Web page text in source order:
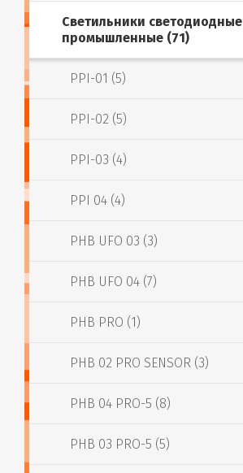
Светильники светодиодные
промышленные (71)
PPI-01 (5)
PPI-02 (5)
PPI-03 (4)
PPI 04 (4)
PHB UFO 03 (3)
PHB UFO 04 (7)
PHB PRO (1)
PHB 02 PRO SENSOR (3)
PHB 04 PRO-5 (8)
PHB 03 PRO-5 (5)